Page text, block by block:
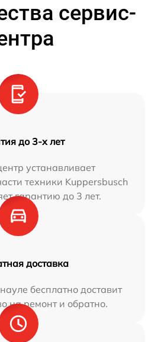
сервис-
до 3-х лет
устанавливает
техники Kuppersbusch
гарантию до 3 лет.
доставка
бесплатно доставит
на ремонт и обратно.